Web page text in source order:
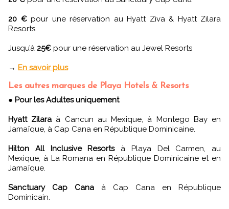
20 €pour une réservation au Hyatt Ziva & Hyatt Zilara
Resorts
Jusqu’à 25€ pour une réservation au Jewel Resorts
→ En savoir plus
Les autres marques de Playa Hotels & Resorts
Pour les Adultes uniquement
Hyatt Zilara à Cancun au Mexique, à Montego Bay en
Jamaïque, à Cap Cana en République Dominicaine.
Hilton All Inclusive Resortsà Playa Del Carmen, au
Mexique, à La Romana en République Dominicaine et en
Jamaïque.
Sanctuary Cap Cana à Cap Cana en République
Dominicain.